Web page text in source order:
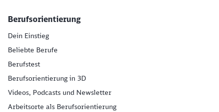
Berufsorientierung
Dein Einstieg
Beliebte Berufe
Berufstest
Berufsorientierung in 3D
Videos, Podcasts und Newsletter
Arbeitsorte als Berufsorientierung